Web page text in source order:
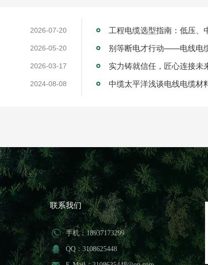
2026-07-20 工程电缆选型指南：低压、
2026-05-20 别等断电才行动——电线电
2026-03-17
2024-08-08 中缆太平洋浅谈电线电缆材
联系我们
手机：18937173299
QQ：3108625448